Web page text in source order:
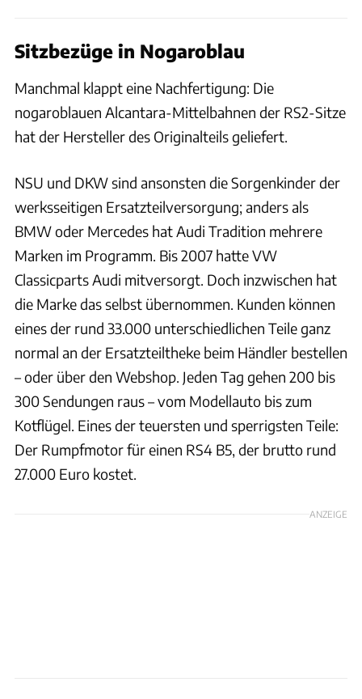
Sitzbezüge in Nogaroblau
Manchmal klappt eine Nachfertigung: Die
nogaroblauen Alcantara-Mittelbahnen der RS2-Sitze
hat der Hersteller des Originalteils geliefert.
NSU und DKW sind ansonsten die Sorgenkinder der
werksseitigen Ersatzteilversorgung; anders als
BMW oder Mercedes hat Audi Tradition mehrere
Marken im Programm. Bis 2007 hatte VW
Classicparts Audi mitversorgt. Doch inzwischen hat
die Marke das selbst übernommen. Kunden können
eines der rund 33.000 unterschiedlichen Teile ganz
normal an der Ersatzteiltheke beim Händler bestellen
– oder über den Webshop. Jeden Tag gehen 200 bis
300 Sendungen raus – vom Modellauto bis zum
Kotflügel. Eines der teuersten und sperrigsten Teile:
Der Rumpfmotor für einen RS4 B5, der brutto rund
27.000 Euro kostet.
ANZEIGE